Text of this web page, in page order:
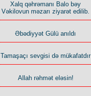
Xalq qəhrəmanı Balo bəy
Vəkilovun məzarı ziyarət edilib.
Əbədiyyət Gülü anıldı
Tamaşaçı sevgisi də mükafatdır
Allah rəhmət eləsin!